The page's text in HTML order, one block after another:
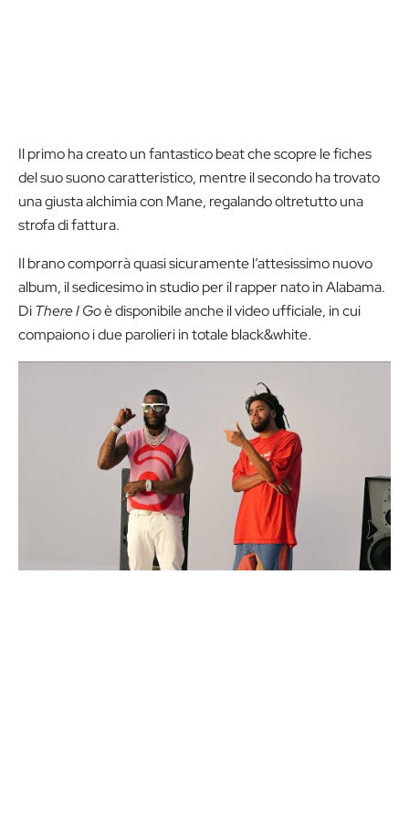
Il primo ha creato un fantastico beat che scopre le fiches
del suo suono caratteristico, mentre il secondo ha trovato
una giusta alchimia con Mane, regalando oltretutto una
strofa di fattura.
Il brano comporrà quasi sicuramente l’attesissimo nuovo
album, il sedicesimo in studio per il rapper nato in Alabama.
DiThere I Goè disponibile anche il video ufficiale, in cui
compaiono i due parolieri in totale black&white.